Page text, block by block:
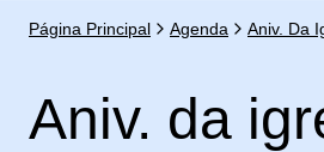
Página Principal Agenda Aniv. Da
Aniv. da